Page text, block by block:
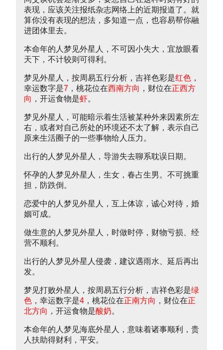
表现，应该关注报纸杂志网络上的近期报道了。就
算你没有表现的想法，多知道一点，也容易帮你融
进团体里去。
本命年的人梦见外星人，不可因小失大，宜放眼看
天下，不计较则可得利。
梦见外星人，按周易五行分析，吉祥色彩是红色 ，
幸运数字是7 ，桃花位在西南方向 ，财位在正西方
向 ，开运食物是虾。
梦见外星人，可能暗示着生活被某种外来因素所左
右，或者对自己所处的环境还不太了解，表示自己
原来生活圈子的一些事物给人压力。
出行的人梦见外星人，导游失去聊系耽误日期。
怀孕的人梦见外星人，生女，春占生男。不可挑重
担，防跌倒。
恋爱中的人梦见外星人，互上体谅，诚心对待，婚
姻可成。
做生意的人梦见外星人，时做时停，财物亏损、经
营不顺利。
出行的人梦见外星人侵袭，建议遇雨水、延后再出
发。
梦见打败外星人，按周易五行分析，吉祥色彩是绿
色 ，幸运数字是4 ，桃花位在正南方向 ，财位在正
北方向 ，开运食物是酸奶。
本命年的人梦见海底外星人，意味着诸事顺利，贵
人扶助得财利，平安。